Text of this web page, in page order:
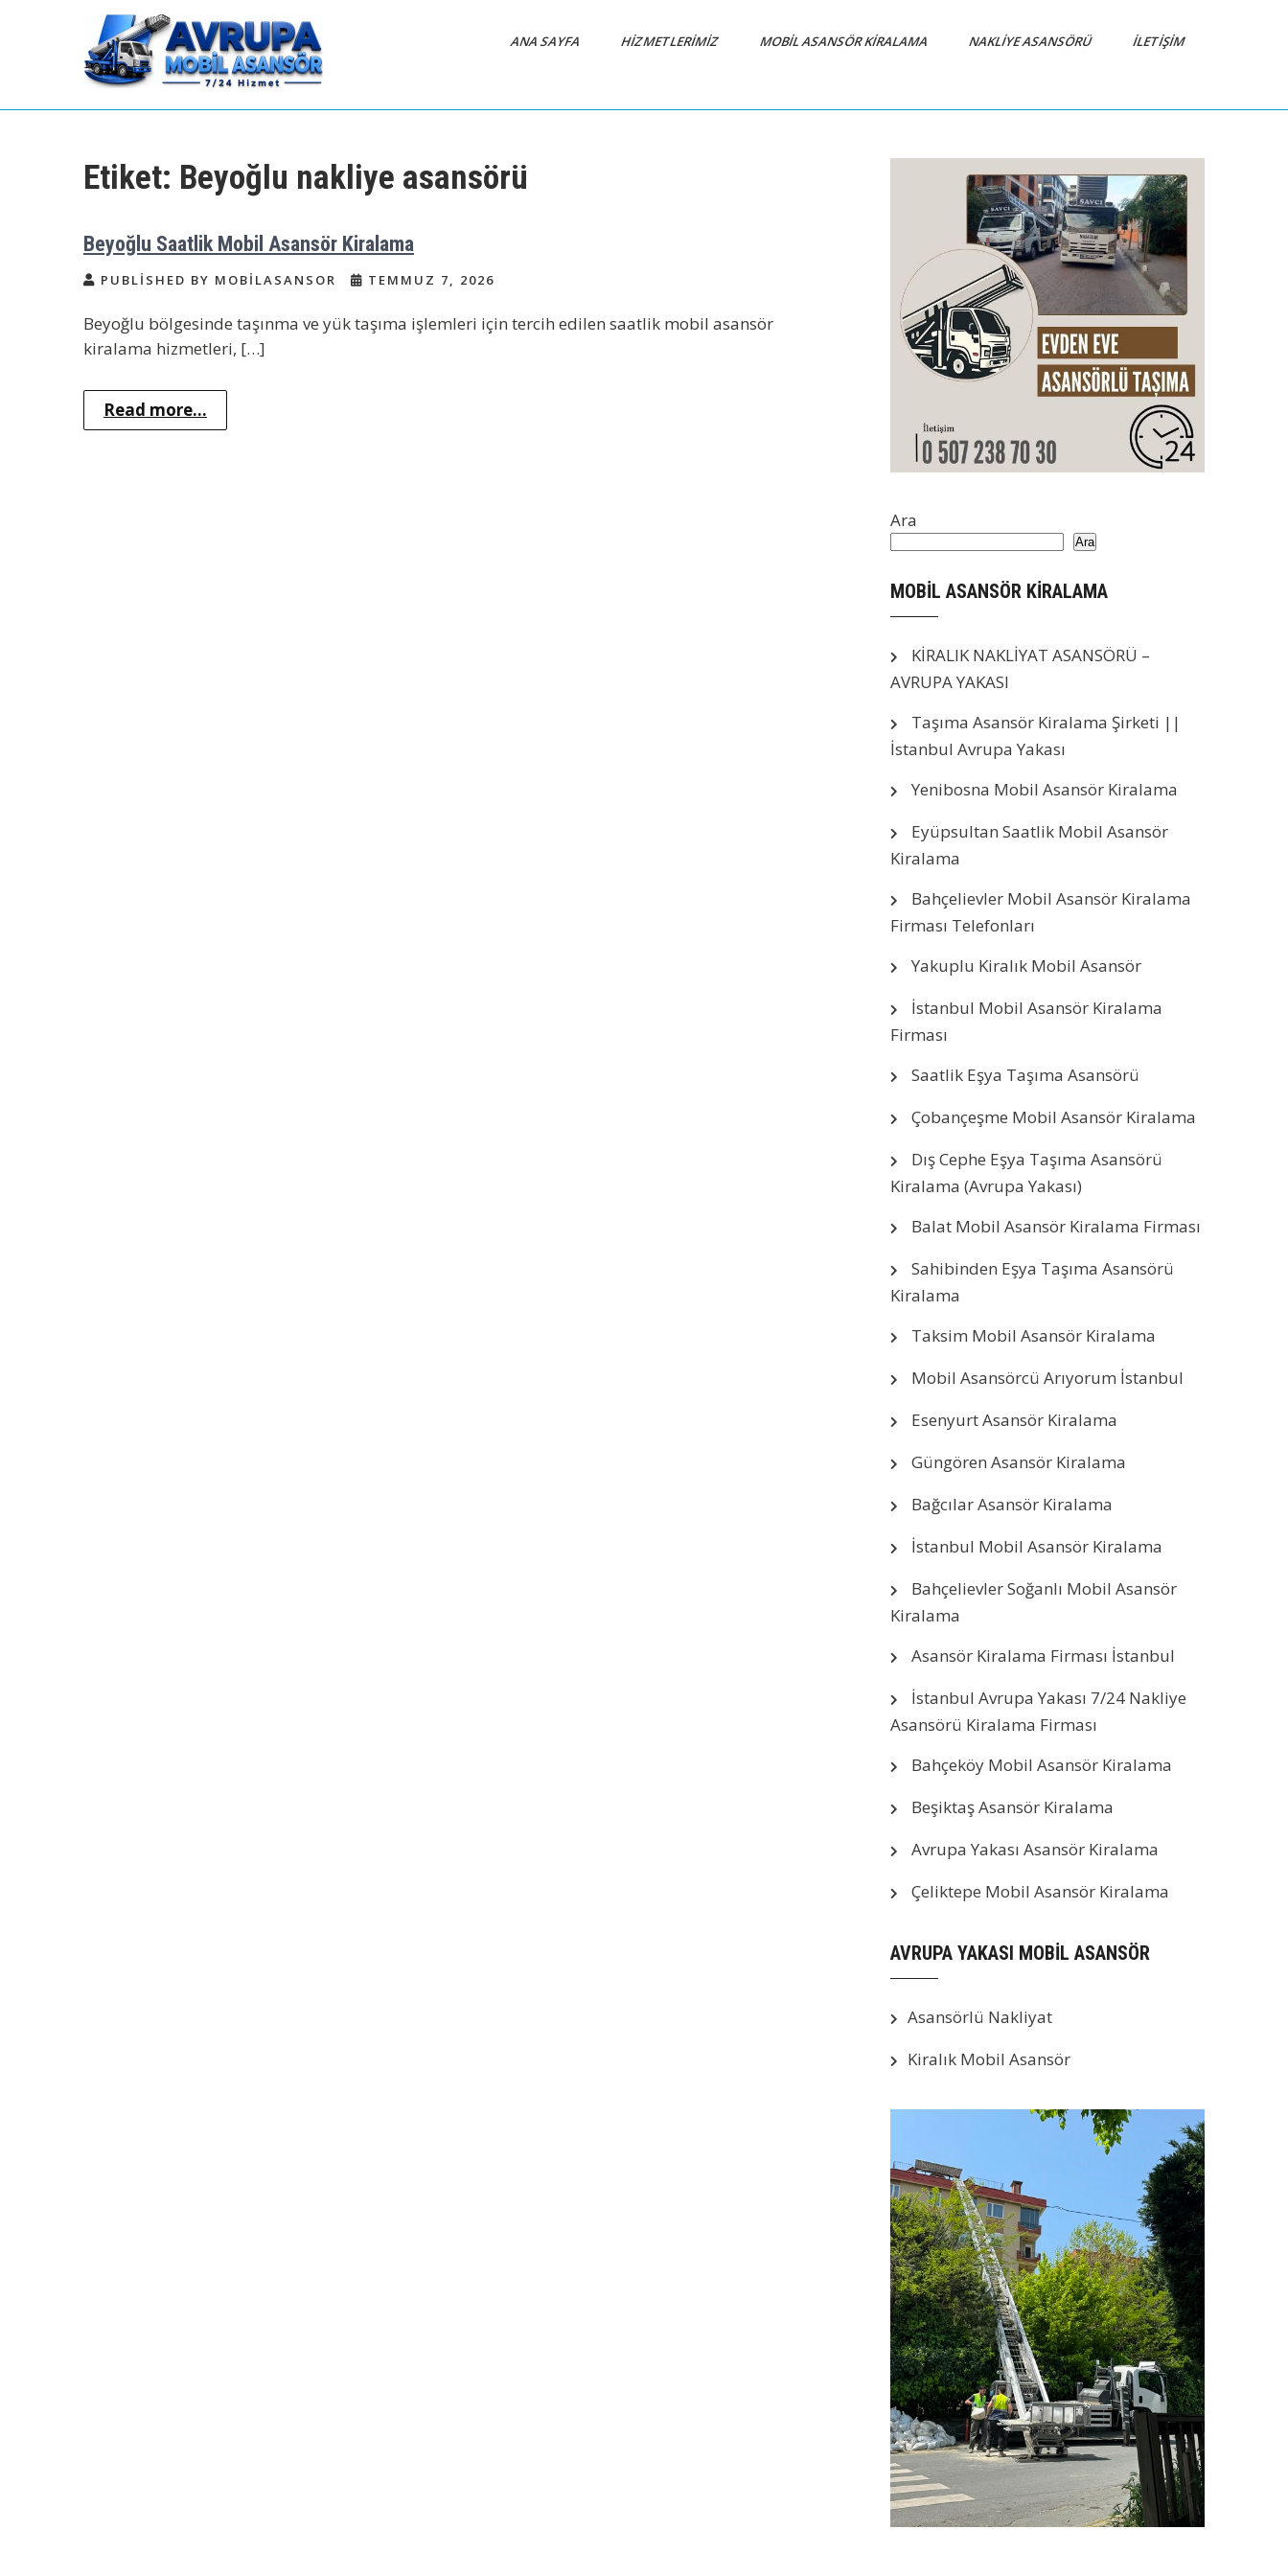
Avrupa Yakası Mobil
Kiralık Mobil Eşya Taşıma Asansörü
ANA SAYFA HIZMETLERIMIZ MOBIL ASANSÖR KIRALAMA NAKLIYE ASANSÖRÜ İLETIŞIM
Etiket: Beyoğlu nakliye asansörü
Beyoğlu Saatlik Mobil Asansör Kiralama
PUBLISHED BY MOBILASANSOR TEMMUZ 7, 2026
Beyoğlu bölgesinde taşınma ve yük taşıma işlemleri için tercih edilen saatlik mobil asansör
kiralama hizmetleri, […]
Read more...
Ara
Ara
MOBİL ASANSÖR KİRALAMA
KİRALIK NAKLİYAT ASANSÖRÜ –
AVRUPA YAKASI
Taşıma Asansör Kiralama Şirketi ||
İstanbul Avrupa Yakası
Yenibosna Mobil Asansör Kiralama
Eyüpsultan Saatlik Mobil Asansör
Kiralama
Bahçelievler Mobil Asansör Kiralama
Firması Telefonları
Yakuplu Kiralık Mobil Asansör
İstanbul Mobil Asansör Kiralama
Firması
Saatlik Eşya Taşıma Asansörü
Çobançeşme Mobil Asansör Kiralama
Dış Cephe Eşya Taşıma Asansörü
Kiralama (Avrupa Yakası)
Balat Mobil Asansör Kiralama Firması
Sahibinden Eşya Taşıma Asansörü
Kiralama
Taksim Mobil Asansör Kiralama
Mobil Asansörcü Arıyorum İstanbul
Esenyurt Asansör Kiralama
Güngören Asansör Kiralama
Bağcılar Asansör Kiralama
İstanbul Mobil Asansör Kiralama
Bahçelievler Soğanlı Mobil Asansör
Kiralama
Asansör Kiralama Firması İstanbul
İstanbul Avrupa Yakası 7/24 Nakliye
Asansörü Kiralama Firması
Bahçeköy Mobil Asansör Kiralama
Beşiktaş Asansör Kiralama
Avrupa Yakası Asansör Kiralama
Çeliktepe Mobil Asansör Kiralama
AVRUPA YAKASI MOBİL ASANSÖR
Asansörlü Nakliyat
Kiralık Mobil Asansör